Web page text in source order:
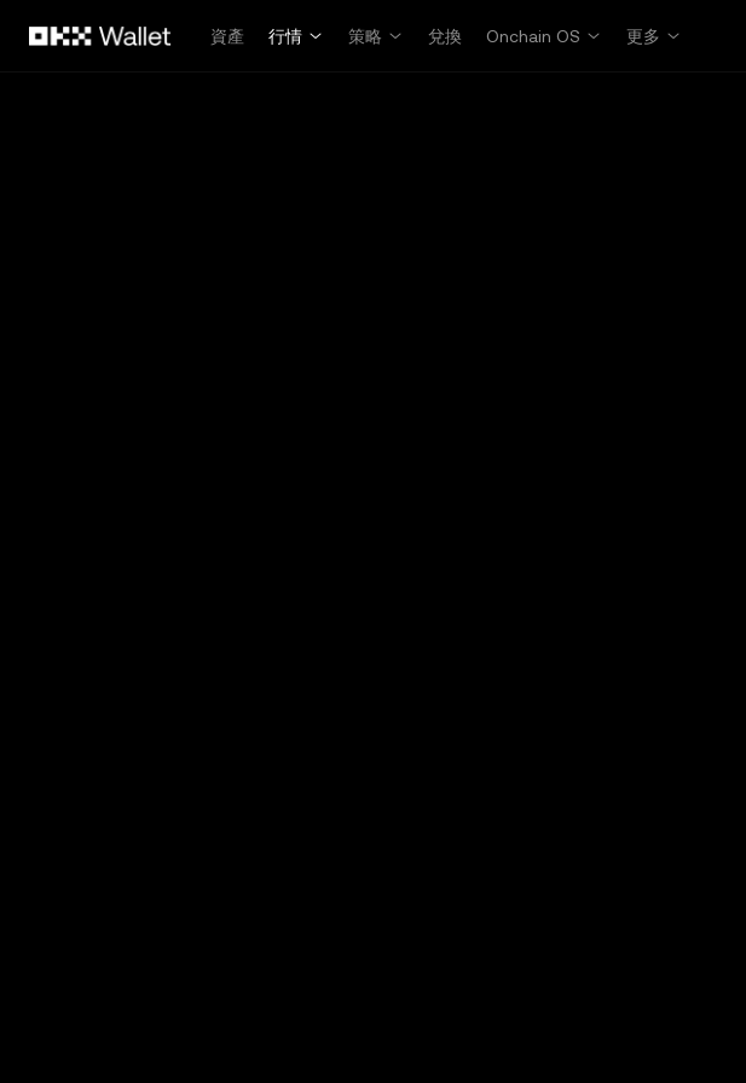
資產
行情 策略 兌換 Onchain OS 更多